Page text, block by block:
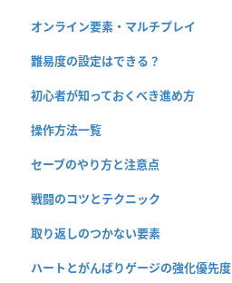
オンライン要素・マルチプレイ
難易度の設定はできる？
初心者が知っておくべき進め方
操作方法一覧
セーブのやり方と注意点
戦闘のコツとテクニック
取り返しのつかない要素
ハートとがんばりゲージの強化優先度